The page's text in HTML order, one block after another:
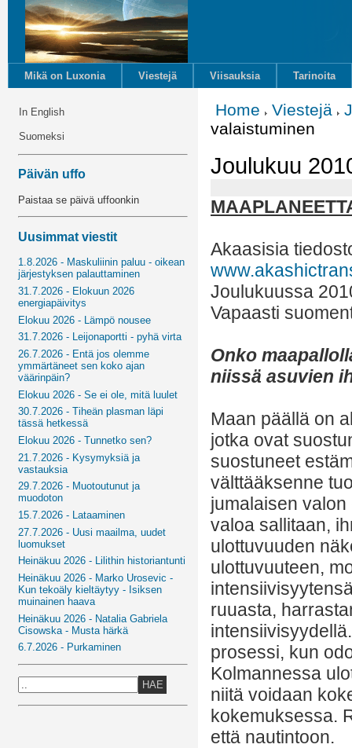
Mikä on Luxonia Viestejä Viisauksia Tarinoita
In English
Suomeksi
Päivän uffo
Paistaa se päivä uffoonkin
Uusimmat viestit
1.8.2026 - Maskuliinin paluu - oikean
järjestyksen palauttaminen
31.7.2026 - Elokuun 2026
energiapäivitys
Elokuu 2026 - Lämpö nousee
31.7.2026 - Leijonaportti - pyhä virta
26.7.2026 - Entä jos olemme
ymmärtäneet sen koko ajan
väärinpäin?
Elokuu 2026 - Se ei ole, mitä luulet
30.7.2026 - Tiheän plasman läpi
tässä hetkessä
Elokuu 2026 - Tunnetko sen?
21.7.2026 - Kysymyksiä ja
vastauksia
29.7.2026 - Muotoutunut ja
muodoton
15.7.2026 - Lataaminen
27.7.2026 - Uusi maailma, uudet
luomukset
Heinäkuu 2026 - Lilithin historiantunti
Heinäkuu 2026 - Marko Urosevic -
Kun tekoäly kieltäytyy - Isiksen
muinainen haava
Heinäkuu 2026 - Natalia Gabriela
Cisowska - Musta härkä
6.7.2026 - Purkaminen
HAE
Home Viestejä
valaistuminen
Joulukuu
Akaasisia
Joulukuussa
Vapaasti
Onko
niissä asuvien
Maan päällä on
jotka ovat
suostuneet
välttääksenne
jumalaisen
valoa sallitaan,
ulottuvuuden
ulottuvuuteen,
ruuasta,
prosessi, kun
Kolmannessa
niitä voidaan
kokemuksessa.
että nautintoon.